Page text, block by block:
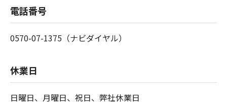
電話番号
0570-07-1375（ナビダイヤル）
休業日
日曜日、月曜日、祝日、弊社休業日